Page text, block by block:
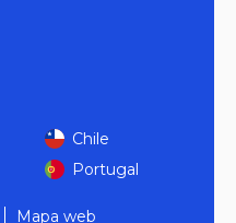
Chile
Portugal
Mapa web